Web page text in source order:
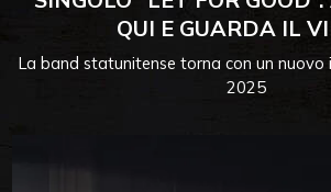
QUI E GUARDA IL
La band statunitense torna con un nuovo
2025